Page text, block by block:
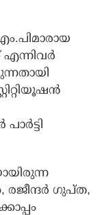
രജീന്ദര്‍ ഗുപ്ത,